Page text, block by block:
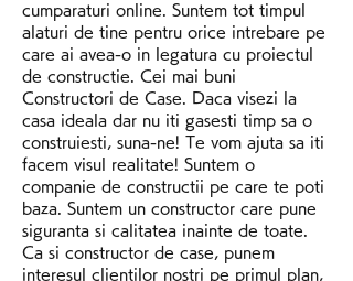
cumparaturi online. Suntem tot timpul
alaturi de tine pentru orice intrebare pe
care ai avea-o in legatura cu proiectul
de constructie. Cei mai buni
Constructori de Case. Daca visezi la
casa ideala dar nu iti gasesti timp sa o
construiesti, suna-ne! Te vom ajuta sa iti
facem visul realitate! Suntem o
companie de constructii pe care te poti
baza. Suntem un constructor care pune
siguranta si calitatea inainte de toate.
Ca si constructor de case, punem
interesul clientilor nostri pe primul plan,